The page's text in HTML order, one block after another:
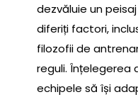
dezvăluie un
diferiți factori,
filozofii de
reguli.
echipele să își